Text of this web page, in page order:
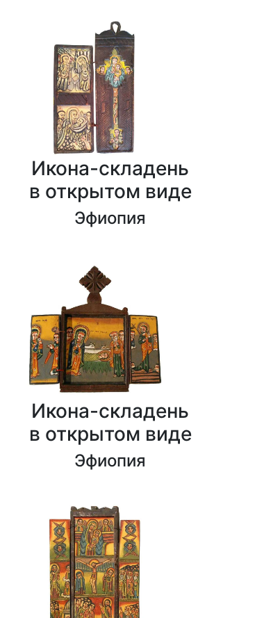
Икона-складень
в открытом виде
Эфиопия
Икона-складень
в открытом виде
Эфиопия